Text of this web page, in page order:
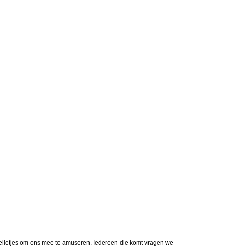
om ons mee te amuseren. Iedereen die komt vragen we